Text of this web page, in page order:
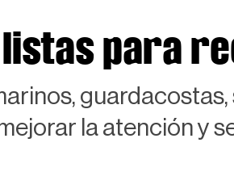
listas para
la atención y